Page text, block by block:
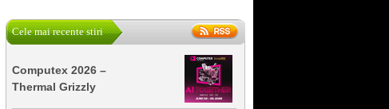
Cele mai recente stiri
Computex 2026 –
Thermal Grizzly